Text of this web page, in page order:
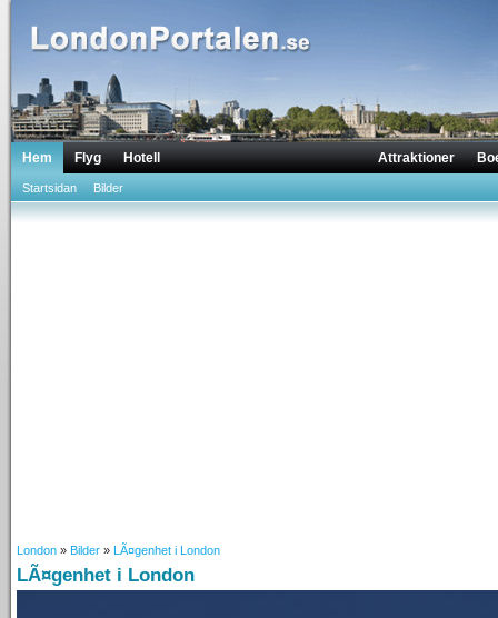
Hem Flyg Hotell Attraktioner
Startsidan Bilder
London » Bilder » LÃ¤genhet i London
LÃ¤genhet i London